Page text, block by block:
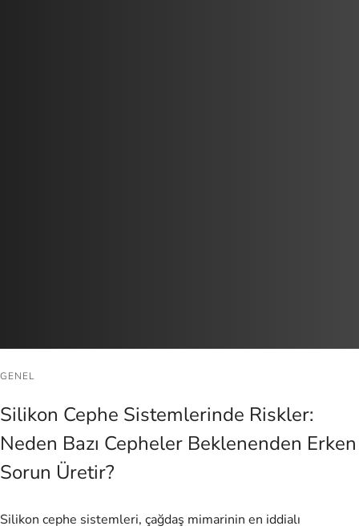
GENEL
Silikon Cephe Sistemlerinde Riskler:
Neden Bazı Cepheler Beklenenden Erken
Sorun Üretir?
Silikon cephe sistemleri, çağdaş mimarinin en iddialı